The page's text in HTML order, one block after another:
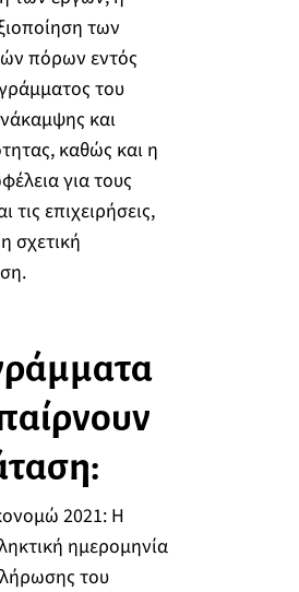
των
πόρων εντός
του
και
καθώς και η
για τους
τις επιχειρήσεις,
σχετική
2021: Η
ημερομηνία
του